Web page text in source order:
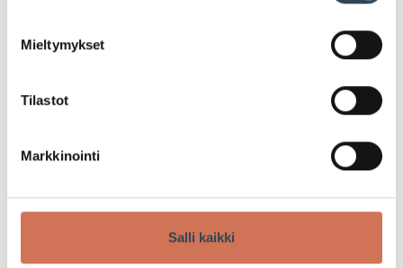
Mieltymykset
Tilastot
Markkinointi
Salli kaikki
TAPAHTUMA